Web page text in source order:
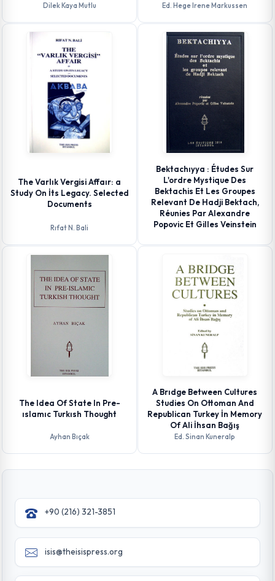
Dilek Kaya Mutlu Ed. Hege Irene Markussen
The Varlık Vergisi Affaır: a
Study On İts Legacy. Selected
Documents
Rıfat N. Bali
Bektachıyya : Études Sur
L'ordre Mystique Des
Bektachis Et Les Groupes
Relevant De Hadji Bektach,
Réunies Par Alexandre
Popovic Et Gilles Veinstein
The Idea Of State In Pre-
ıslamıc Turkısh Thought
Ayhan Bıçak
A Brıdge Between Cultures
Studies On Ottoman And
Republican Turkey İn Memory
Of Ali İhsan Bağış
Ed. Sinan Kuneralp
+90 (216) 321-3851
isis@theisispress.org